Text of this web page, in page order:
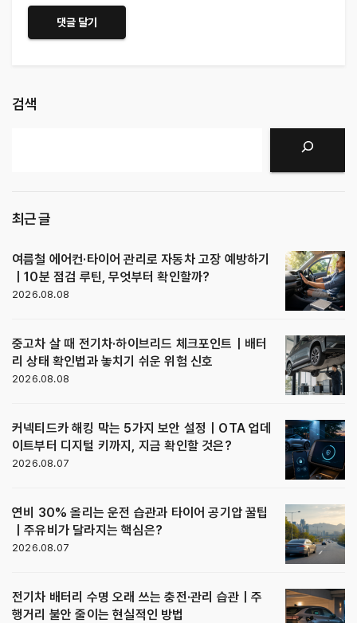
검색
최근 글
여름철 에어컨·타이어 관리로 자동차 고장 예방하기
｜10분 점검 루틴, 무엇부터 확인할까?
2026.08.08
중고차 살 때 전기차·하이브리드 체크포인트｜배터
리 상태 확인법과 놓치기 쉬운 위험 신호
2026.08.08
커넥티드카 해킹 막는 5가지 보안 설정｜OTA 업데
이트부터 디지털 키까지, 지금 확인할 것은?
2026.08.07
연비 30% 올리는 운전 습관과 타이어 공기압 꿀팁
｜주유비가 달라지는 핵심은?
2026.08.07
전기차 배터리 수명 오래 쓰는 충전·관리 습관｜주
행거리 불안 줄이는 현실적인 방법